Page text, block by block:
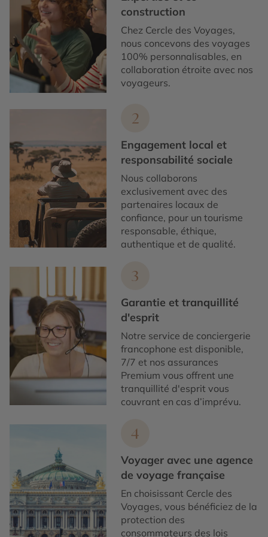
construction
Chez Cercle des Voyages,
nous concevons des voyages
100% personnalisables, en
collaboration étroite avec nos
voyageurs.
2
Engagement local et
responsabilité sociale
Nous collaborons
exclusivement avec des
partenaires locaux de
confiance, pour un tourisme
responsable, éthique,
authentique et de qualité.
3
Garantie et tranquillité
d'esprit
Notre service de conciergerie
francophone est disponible,
7/7 et nos assurances
Premium vous offrent une
tranquillité d'esprit vous
couvrant en cas d’imprévu.
4
Voyager avec une agence
de voyage française
En choisissant Cercle des
Voyages, vous bénéficiez de la
protection des
consommateurs des lois